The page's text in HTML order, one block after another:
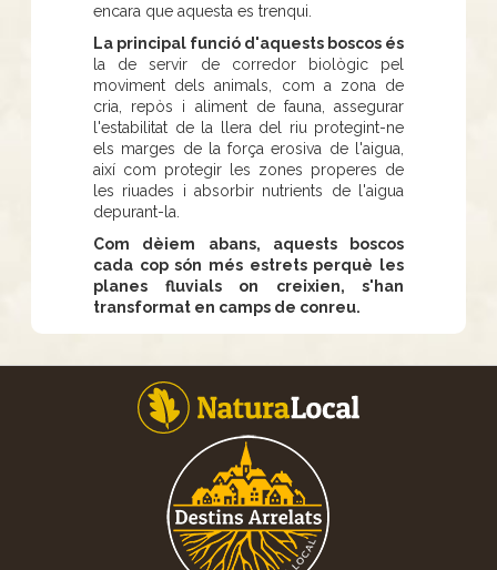
encara que aquesta es trenqui.
La principal funció d'aquests boscos és
la de servir de corredor biològic pel
moviment dels animals, com a zona de
cria, repòs i aliment de fauna, assegurar
l'estabilitat de la llera del riu protegint-ne
els marges de la força erosiva de l'aigua,
així com protegir les zones properes de
les riuades i absorbir nutrients de l'aigua
depurant-la.
Com dèiem abans, aquests boscos
cada cop són més estrets perquè les
planes fluvials on creixien, s'han
transformat en camps de conreu.